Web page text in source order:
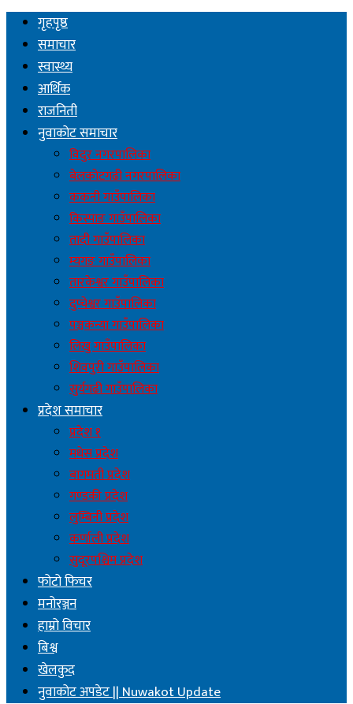
गृहपृष्ठ
समाचार
स्वास्थ्य
आर्थिक
राजनिती
नुवाकोट समाचार
विदुर नगरपालिका
बेलकोटगढी नगरपालिका
ककनी गाउँपालिका
किस्पाङ गाउँपालिका
तादी गाउँपालिका
म्यगङ गाउँपालिका
तारकेश्वर गाउँपालिका
दुप्चेश्वर गाउँपालिका
पञ्चकन्या गाउँपालिका
लिखु गाउँपालिका
शिवपुरी गाउँपालिका
सुर्यगढी गाउँपालिका
प्रदेश समाचार
प्रदेश १
मधेस प्रदेश
बागमती प्रदेश
गण्डकी प्रदेश
लुम्बिनी प्रदेश
कर्णाली प्रदेश
सुदूरपश्चिम प्रदेश
फोटो फिचर
मनोरञ्जन
हाम्रो विचार
बिश्व
खेलकुद
नुवाकोट अपडेट || Nuwakot Update